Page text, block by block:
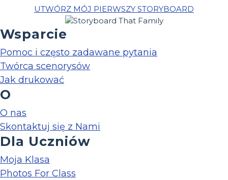
UTWÓRZ MÓJ PIERWSZY STORYBOARD
Wsparcie
Pomoc i często zadawane pytania
Twórca scenorysów
Jak drukować
O
O nas
Skontaktuj się z Nami
Dla Uczniów
Moja Klasa
Photos For Class